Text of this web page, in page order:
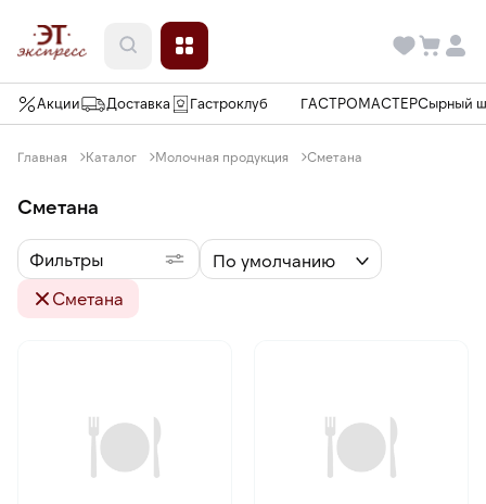
Акции Доставка Гастроклуб ГАСТРОМАСТЕРСырный
Главная Каталог Молочная продукция Сметана
Сметана
Фильтры
По умолчанию
Сметана